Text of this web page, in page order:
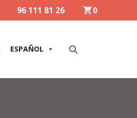
96 111 81 26 0
ESPAÑOL